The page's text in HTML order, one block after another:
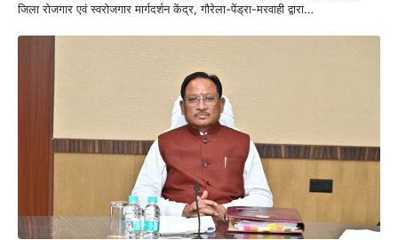
जिला रोजगार एवं स्वरोजगार मार्गदर्शन केंद्र, गौरेला-पेंड्रा-मरवाही द्वारा…